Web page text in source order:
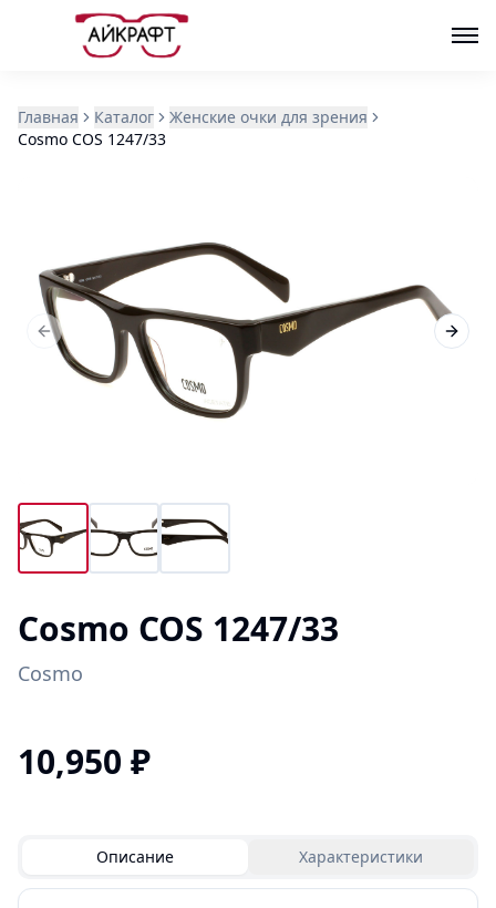
Главная Каталог
Женские очки для зрения
Cosmo COS 1247/33
Previous slide Next
Cosmo COS 1247/33
Cosmo
10,950 ₽
Описание Характеристики